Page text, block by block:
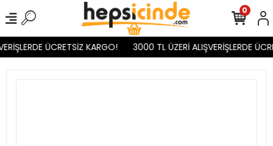
ÜCRETSİZ KARGO! 3000 TL ÜZERİ ALIŞVERİŞLERDE
0